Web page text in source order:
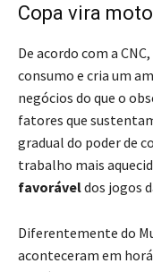
Copa vira
De acordo com a
consumo e cria um
negócios do que o
fatores que
gradual do poder de
trabalho mais
favoráveldos jogos
Diferentemente do
aconteceram em